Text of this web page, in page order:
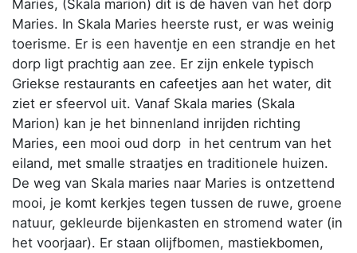
Maries, (Skala marion) dit is de haven van het dorp
Maries. In Skala Maries heerste rust, er was weinig
toerisme. Er is een haventje en een strandje en het
dorp ligt prachtig aan zee. Er zijn enkele typisch
Griekse restaurants en cafeetjes aan het water, dit
ziet er sfeervol uit. Vanaf Skala maries (Skala
Marion) kan je het binnenland inrijden richting
Maries, een mooi oud dorp in het centrum van het
eiland, met smalle straatjes en traditionele huizen.
De weg van Skala maries naar Maries is ontzettend
mooi, je komt kerkjes tegen tussen de ruwe, groene
natuur, gekleurde bijenkasten en stromend water (in
het voorjaar). Er staan olijfbomen, mastiekbomen,